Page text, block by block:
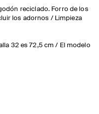
reciclado. Forro de los
los adornos / Limpieza
32 es 72,5 cm / El modelo